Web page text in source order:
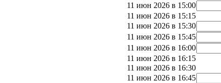
11 июн 2026 в 15:00
11 июн 2026 в 15:15
11 июн 2026 в 15:30
11 июн 2026 в 15:45
11 июн 2026 в 16:00
11 июн 2026 в 16:15
11 июн 2026 в 16:30
11 июн 2026 в 16:45